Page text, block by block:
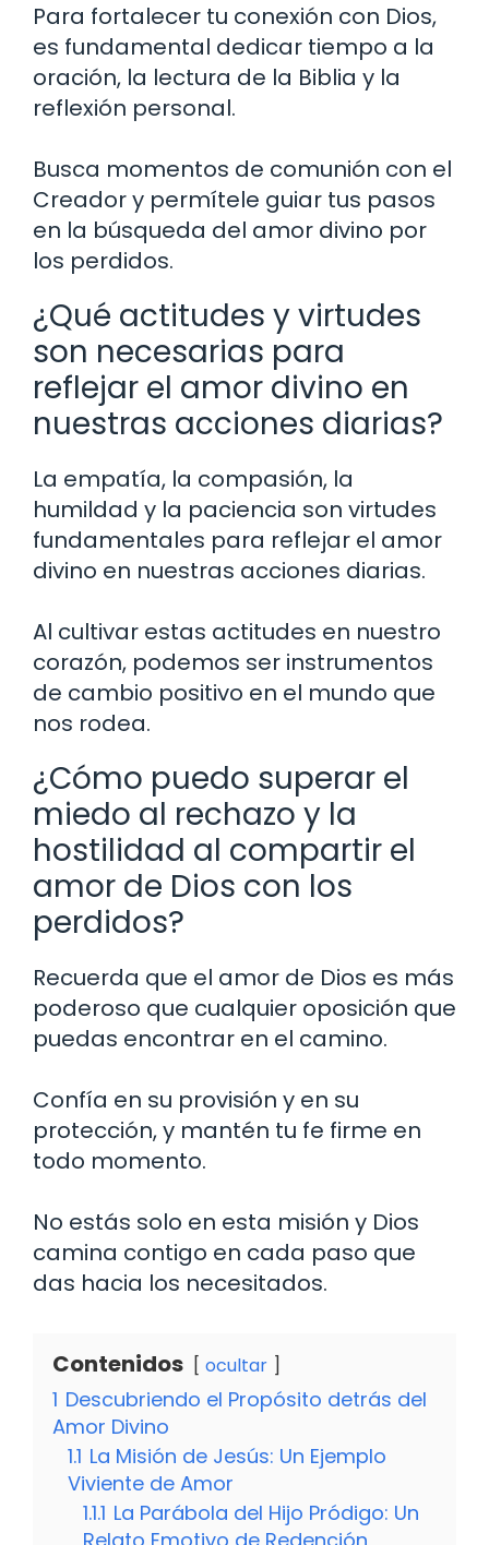
Para fortalecer tu conexión con Dios,
es fundamental dedicar tiempo a la
oración, la lectura de la Biblia y la
reflexión personal.
Busca momentos de comunión con el
Creador y permítele guiar tus pasos
en la búsqueda del amor divino por
los perdidos.
¿Qué actitudes y virtudes
son necesarias para
reflejar el amor divino en
nuestras acciones diarias?
La empatía, la compasión, la
humildad y la paciencia son virtudes
fundamentales para reflejar el amor
divino en nuestras acciones diarias.
Al cultivar estas actitudes en nuestro
corazón, podemos ser instrumentos
de cambio positivo en el mundo que
nos rodea.
¿Cómo puedo superar el
miedo al rechazo y la
hostilidad al compartir el
amor de Dios con los
perdidos?
Recuerda que el amor de Dios es más
poderoso que cualquier oposición que
puedas encontrar en el camino.
Confía en su provisión y en su
protección, y mantén tu fe firme en
todo momento.
No estás solo en esta misión y Dios
camina contigo en cada paso que
das hacia los necesitados.
Contenidos ocultar
1 Descubriendo el Propósito detrás del
Amor Divino
1.1 La Misión de Jesús: Un Ejemplo
Viviente de Amor
1.1.1 La Parábola del Hijo Pródigo: Un